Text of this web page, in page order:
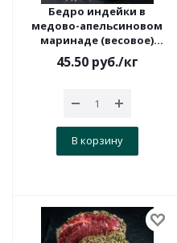
Бедро индейки в
медово-апельсиновом
маринаде (весовое)
охлажденное
45.50руб./кг
В корзину